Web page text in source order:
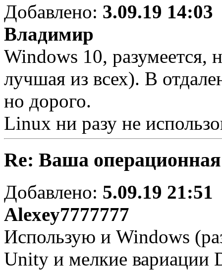
Добавлено: 3.09.19 14:03
Владимир
Windows 10, разумеется,
лучшая из всех). В
но дорого.
Linux ни разу не
Re: Ваша
Добавлено: 5.09.19 21:51
Alexey7777777
Использую и Windows
Unity и мелкие вариации